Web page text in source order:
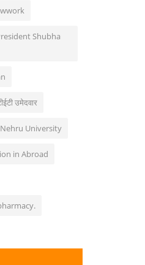
Shubha
उमेदवार
University
in Abroad